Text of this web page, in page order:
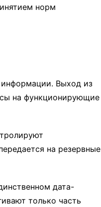
норм
информации. Выход из
на функционирующие
на резервные
дата-
только часть